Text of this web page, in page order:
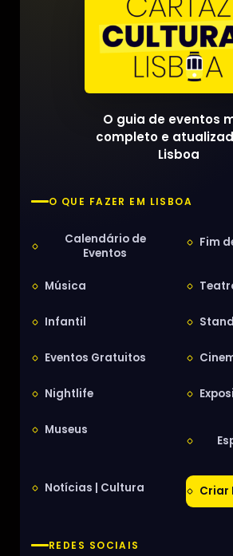
O guia de eventos
completo e
Lisboa
O QUE FAZER EM LISBOA
Calendário de
Eventos
Fim
Música
Infantil
Eventos Gratuitos
Nightlife
Museus
Notícias | Cultura Criar
REDES SOCIAIS